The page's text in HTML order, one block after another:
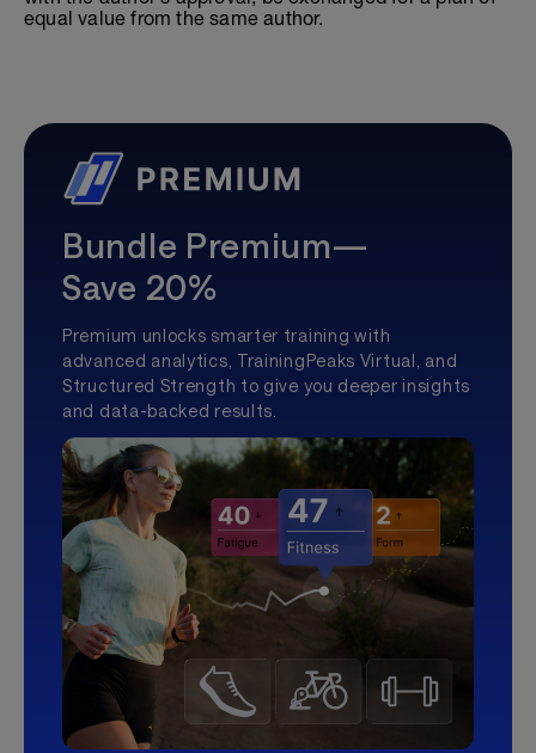
equal value from the same author.
Bundle Premium—
Save 20%
Premium unlocks smarter training with
advanced analytics, TrainingPeaks Virtual, and
Structured Strength to give you deeper insights
and data-backed results.